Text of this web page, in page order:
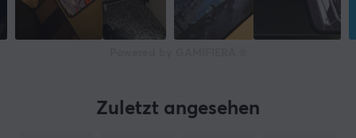
Zuletzt angesehen